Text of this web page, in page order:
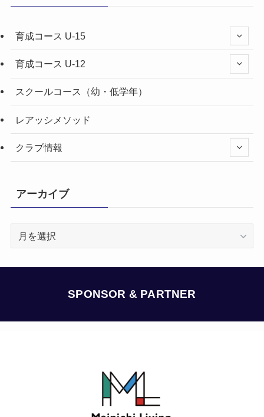
育成コース U-15
育成コース U-12
スクールコース（幼・低学年）
レアッシメソッド
クラブ情報
アーカイブ
SPONSOR & PARTNER